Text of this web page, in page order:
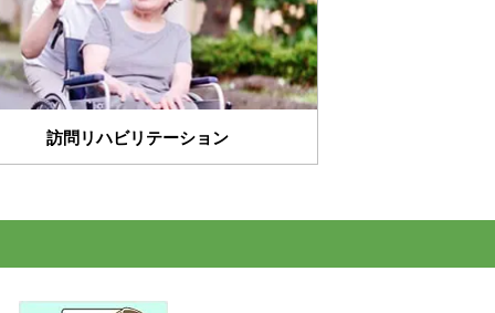
訪問リハビリテーション